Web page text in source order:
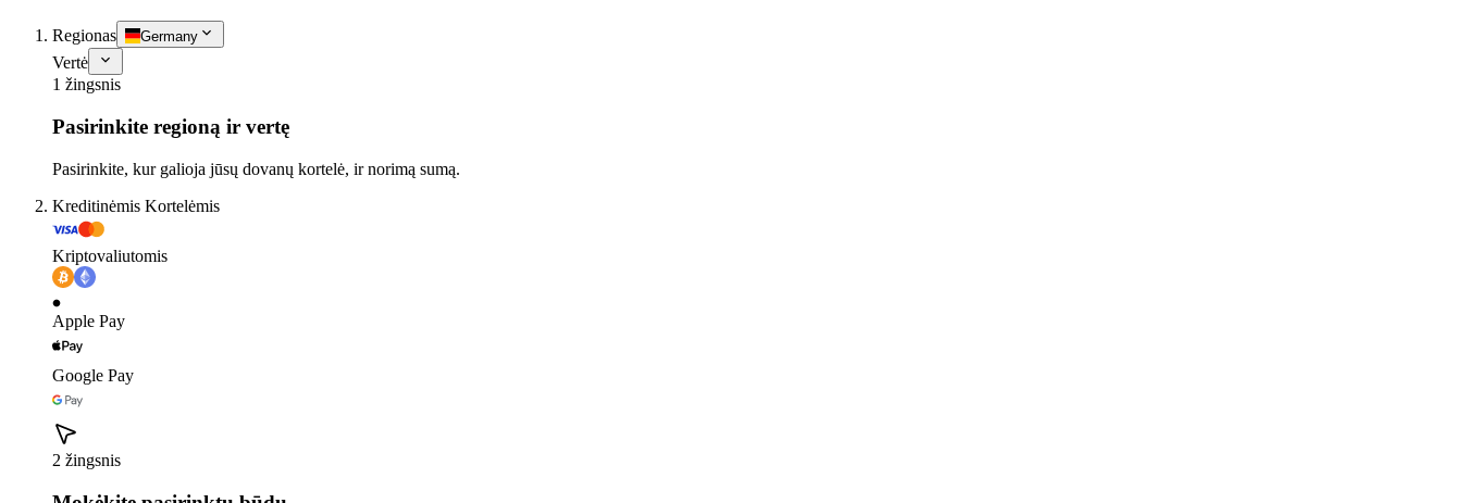
Regionas Germany
Vertė
1 žingsnis
Pasirinkite regioną ir vertę
Pasirinkite, kur galioja jūsų dovanų kortelė, ir norimą sumą.
Kreditinėmis Kortelėmis
Kriptovaliutomis
Apple Pay
Google Pay
2 žingsnis